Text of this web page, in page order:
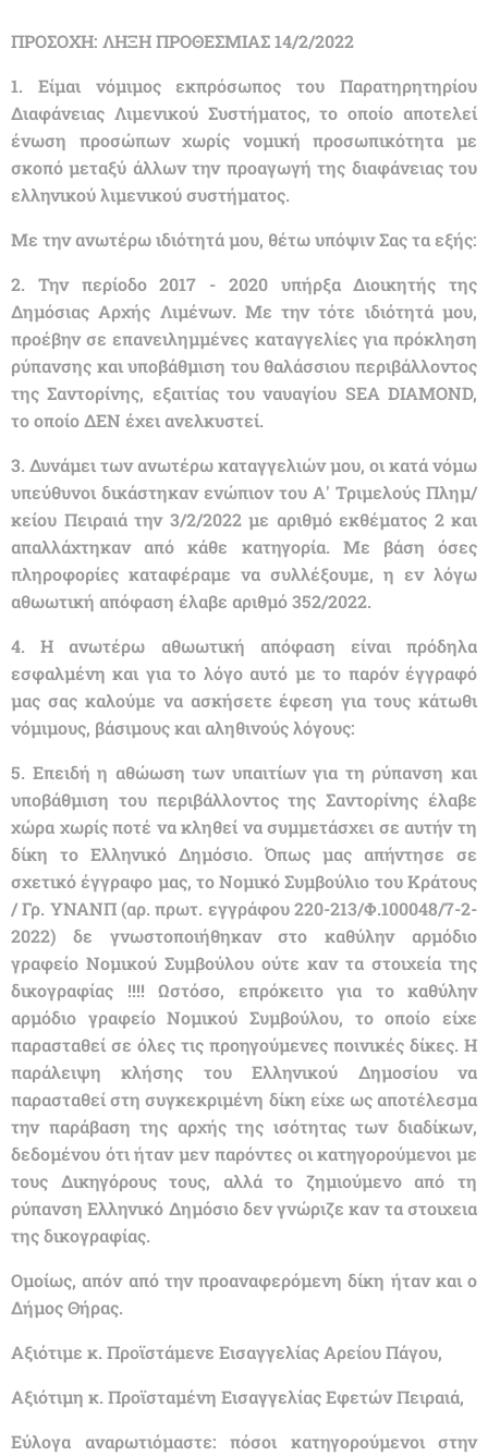
ΠΡΟΣΟΧΗ: ΛΗΞΗ ΠΡΟΘΕΣΜΙΑΣ 14/2/2022
1. Είμαι νόμιμος εκπρόσωπος του Παρατηρητηρίου
Διαφάνειας Λιμενικού Συστήματος, το οποίο αποτελεί
ένωση προσώπων χωρίς νομική προσωπικότητα με
σκοπό μεταξύ άλλων την προαγωγή της διαφάνειας του
ελληνικού λιμενικού συστήματος.
Με την ανωτέρω ιδιότητά μου, θέτω υπόψιν Σας τα εξής:
2. Την περίοδο 2017 - 2020 υπήρξα Διοικητής της
Δημόσιας Αρχής Λιμένων. Με την τότε ιδιότητά μου,
προέβην σε επανειλημμένες καταγγελίες για πρόκληση
ρύπανσης και υποβάθμιση του θαλάσσιου περιβάλλοντος
της Σαντορίνης, εξαιτίας του ναυαγίου SEA DIAMOND,
το οποίο ΔΕΝ έχει ανελκυστεί.
3. Δυνάμει των ανωτέρω καταγγελιών μου, οι κατά νόμω
υπεύθυνοι δικάστηκαν ενώπιον του Α' Τριμελούς Πλημ/
κείου Πειραιά την 3/2/2022 με αριθμό εκθέματος 2 και
απαλλάχτηκαν από κάθε κατηγορία. Με βάση όσες
πληροφορίες καταφέραμε να συλλέξουμε, η εν λόγω
αθωωτική απόφαση έλαβε αριθμό 352/2022.
4. Η ανωτέρω αθωωτική απόφαση είναι πρόδηλα
εσφαλμένη και για το λόγο αυτό με το παρόν έγγραφό
μας σας καλούμε να ασκήσετε έφεση για τους κάτωθι
νόμιμους, βάσιμους και αληθινούς λόγους:
5. Επειδή η αθώωση των υπαιτίων για τη ρύπανση και
υποβάθμιση του περιβάλλοντος της Σαντορίνης έλαβε
χώρα χωρίς ποτέ να κληθεί να συμμετάσχει σε αυτήν τη
δίκη το Ελληνικό Δημόσιο. Όπως μας απήντησε σε
σχετικό έγγραφο μας, το Νομικό Συμβούλιο του Κράτους
/ Γρ. ΥΝΑΝΠ (αρ. πρωτ. εγγράφου 220-213/Φ.100048/7-2-
2022) δε γνωστοποιήθηκαν στο καθύλην αρμόδιο
γραφείο Νομικού Συμβούλου ούτε καν τα στοιχεία της
δικογραφίας !!!! Ωστόσο, επρόκειτο για το καθύλην
αρμόδιο γραφείο Νομικού Συμβούλου, το οποίο είχε
παρασταθεί σε όλες τις προηγούμενες ποινικές δίκες. Η
παράλειψη κλήσης του Ελληνικού Δημοσίου να
παρασταθεί στη συγκεκριμένη δίκη είχε ως αποτέλεσμα
την παράβαση της αρχής της ισότητας των διαδίκων,
δεδομένου ότι ήταν μεν παρόντες οι κατηγορούμενοι με
τους Δικηγόρους τους, αλλά το ζημιούμενο από τη
ρύπανση Ελληνικό Δημόσιο δεν γνώριζε καν τα στοιχεια
της δικογραφίας.
Ομοίως, απόν από την προαναφερόμενη δίκη ήταν και ο
Δήμος Θήρας.
Αξιότιμε κ. Προϊστάμενε Εισαγγελίας Αρείου Πάγου,
Αξιότιμη κ. Προϊσταμένη Εισαγγελίας Εφετών Πειραιά,
Εύλογα αναρωτιόμαστε: πόσοι κατηγορούμενοι στην